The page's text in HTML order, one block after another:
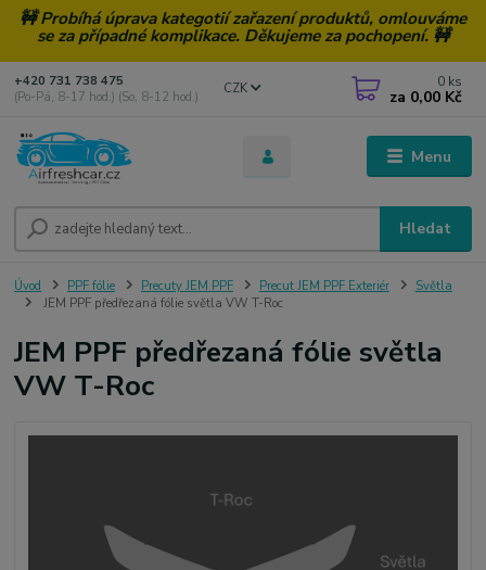
🚧 Probíhá úprava kategotií zařazení produktů, omlouváme
se za případné komplikace. Děkujeme za pochopení. 🚧
Menu
CZK
Hledat
+420 731 738 475
(Po-Pá, 8-17 hod.) (So, 8-12 hod.)
0 ks
za 0,00 Kč
Úvod PPF fólie Precuty JEM PPF Precut JEM PPF Exteriér
Světla
JEM PPF předřezaná fólie světla VW T-Roc
JEM PPF předřezaná fólie světla
VW T-Roc